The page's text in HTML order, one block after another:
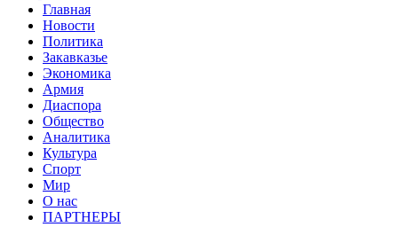
Главная
Новости
Политика
Закавказье
Экономика
Армия
Диаспора
Общество
Аналитика
Культура
Спорт
Мир
О нас
ПАРТНЕРЫ